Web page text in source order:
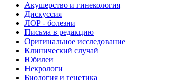
Акушерство и гинекология
Дискуссия
ЛОР - болезни
Письма в редакцию
Оригинальное исследование
Клинический случай
Юбилеи
Некрологи
Биология и генетика